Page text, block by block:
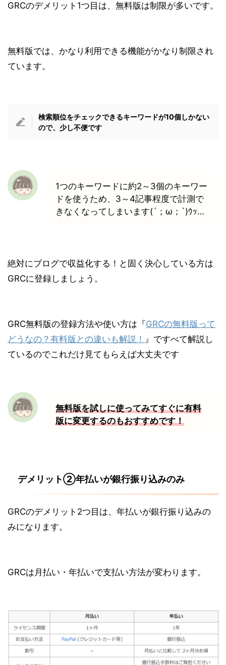
GRCのデメリット1つ目は、無料版は制限が多いです。
無料版では、かなり利用できる機能がかなり制限され
ています。
検索順位をチェックできるキーワードが10個しかない
ので、少し不便です
1つのキーワードに約2～3個のキーワー
ドを使うため、3～4記事程度で計測で
きなくなってしまいます(´；ω；`)ｳｯ…
絶対にブログで収益化する！と固く決心している方は
GRCに登録しましょう。
GRC無料版の登録方法や使い方は『GRCの無料版って
どうなの？有料版との違いも解説！ 』ですべて解説し
ているのでこれだけ見てもらえば大丈夫です
無料版を試しに使ってみてすぐに有料
版に変更するのもおすすめです！
デメリット②年払いが銀行振り込みのみ
GRCのデメリット2つ目は、年払いが銀行振り込みの
みになります。
GRCは月払い・年払いで支払い方法が変わります。